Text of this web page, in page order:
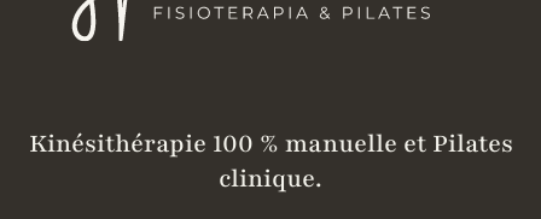
Kinésithérapie 100 % manuelle et Pilates
clinique.